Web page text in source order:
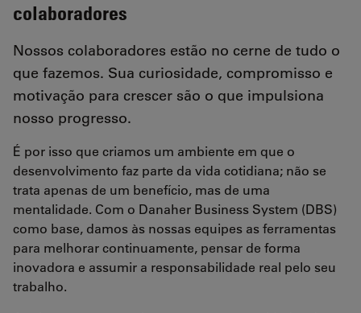
colaboradores
Nossos colaboradores estão no cerne de tudo o
que fazemos. Sua curiosidade, compromisso e
motivação para crescer são o que impulsiona
nosso progresso.
É por isso que criamos um ambiente em que o
desenvolvimento faz parte da vida cotidiana; não se
trata apenas de um benefício, mas de uma
mentalidade. Com o Danaher Business System (DBS)
como base, damos às nossas equipes as ferramentas
para melhorar continuamente, pensar de forma
inovadora e assumir a responsabilidade real pelo seu
trabalho.